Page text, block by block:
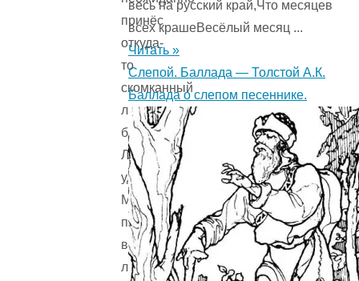
принёс
откуда-
то
скомканный
листочек
бумаги.
Листочек
ударил
Мафина
прямо
в
лоб
весь на русский край,Что месяцев
всех крашеВесёлый месяц ...
Читать »
Слепой. Баллада — Толстой А.К.
Баллада о слепом песеннике.